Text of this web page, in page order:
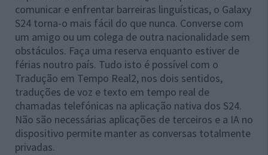
comunicar e enfrentar barreiras linguísticas, o Galaxy
S24 torna-o mais fácil do que nunca. Converse com
um amigo ou um colega de outra nacionalidade sem
obstáculos. Faça uma reserva enquanto estiver de
férias noutro país. Tudo isto é possível com o
Tradução em Tempo Real2, nos dois sentidos,
traduções de voz e texto em tempo real de
chamadas telefónicas na aplicação nativa dos S24.
Não são necessárias aplicações de terceiros e a IA no
dispositivo permite manter as conversas totalmente
privadas.